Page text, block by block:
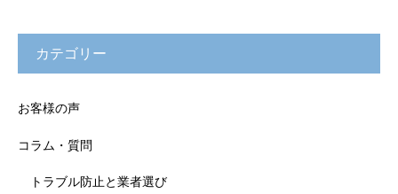
カテゴリー
お客様の声
コラム・質問
トラブル防止と業者選び